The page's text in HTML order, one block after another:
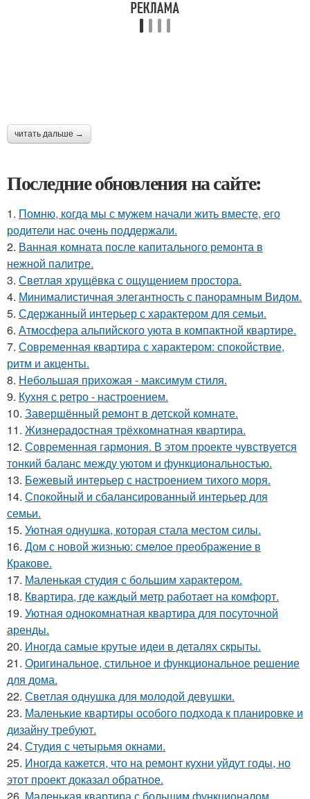
читать дальше →
Последние обновления на сайте:
1. Помню, когда мы с мужем начали жить вместе, его
родители нас очень поддержали.
2. Ванная комната после капитального ремонта в
нежной палитре.
3. Светлая хрущёвка с ощущением простора.
4. Минималистичная элегантность с панорамным Видом.
5. Сдержанный интерьер с характером для семьи.
6. Атмосфера альпийского уюта в компактной квартире.
7. Современная квартира с характером: спокойствие,
ритм и акценты.
8. Небольшая прихожая - максимум стиля.
9. Кухня с ретро - настроением.
10. Завершённый ремонт в детской комнате.
11. Жизнерадостная трёхкомнатная квартира.
12. Современная гармония. В этом проекте чувствуется
тонкий баланс между уютом и функциональностью.
13. Бежевый интерьер с настроением тихого моря.
14. Спокойный и сбалансированный интерьер для
семьи.
15. Уютная однушка, которая стала местом силы.
16. Дом с новой жизнью: смелое преображение в
Кракове.
17. Маленькая студия с большим характером.
18. Квартира, где каждый метр работает на комфорт.
19. Уютная однокомнатная квартира для посуточной
аренды.
20. Иногда самые крутые идеи в деталях скрыты.
21. Оригинальное, стильное и функциональное решение
для дома.
22. Светлая однушка для молодой девушки.
23. Маленькие квартиры особого подхода к планировке и
дизайну требуют.
24. Студия с четырьмя окнами.
25. Иногда кажется, что на ремонт кухни уйдут годы, но
этот проект доказал обратное.